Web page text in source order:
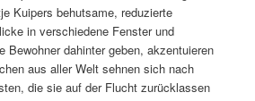
Kuipers behutsame, reduzierte
in verschiedene Fenster und
Bewohner dahinter geben, akzentuieren
aus aller Welt sehnen sich nach
die sie auf der Flucht zurücklassen